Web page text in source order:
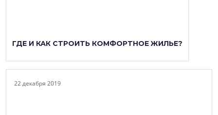
ГДЕ И КАК СТРОИТЬ КОМФОРТНОЕ ЖИЛЬЕ?
22 декабря 2019